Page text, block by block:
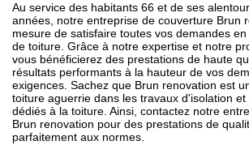
Au service des habitants 66 et de ses
années, notre entreprise de couverture Brun
mesure de satisfaire toutes vos demandes en
de toiture. Grâce à notre expertise et notre
vous bénéficierez des prestations de haute
résultats performants à la hauteur de vos
exigences. Sachez que Brun renovation est
toiture aguerrie dans les travaux d'isolation
dédiés à la toiture. Ainsi, contactez notre
Brun renovation pour des prestations de
parfaitement aux normes.